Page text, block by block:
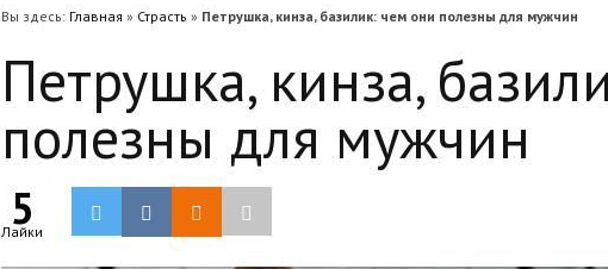
Вы здесь: Главная » Страсть » Петрушка, кинза, базилик: чем они полезны для мужчин
Петрушка, кинза,
полезны для мужчин
5
Лайки